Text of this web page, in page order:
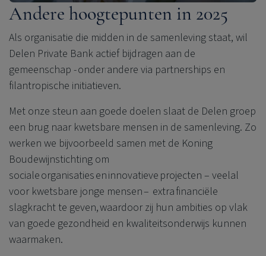
Andere hoogtepunten in 2025
Als organisatie die midden in de samenleving staat, wil
Delen Private Bank actief bijdragen aan de
gemeenschap - onder andere via partnerships en
filantropische initiatieven.
Met onze steun aan goede doelen slaat de Delen groep
een brug naar kwetsbare mensen in de samenleving. Zo
werken we bijvoorbeeld samen met de Koning
Boudewijnstichting om
sociale organisaties en innovatieve projecten – veelal
voor kwetsbare jonge mensen – extra financiële
slagkracht te geven, waardoor zij hun ambities op vlak
van goede gezondheid en kwaliteitsonderwijs kunnen
waarmaken.